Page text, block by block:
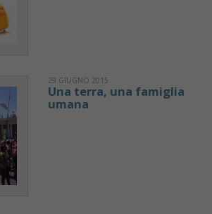
29 GIUGNO 2015
Una terra, una famiglia
umana